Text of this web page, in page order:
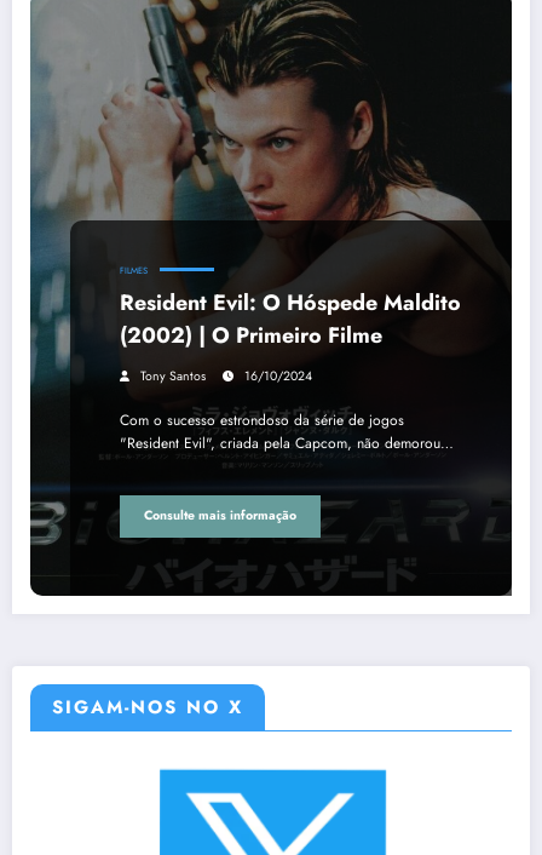
FILMES
Resident Evil: O Hóspede Maldito
(2002) | O Primeiro Filme
Tony Santos 16/10/2024
Com o sucesso estrondoso da série de jogos
"Resident Evil", criada pela Capcom, não demorou…
Consulte mais informação
SIGAM-NOS NO X